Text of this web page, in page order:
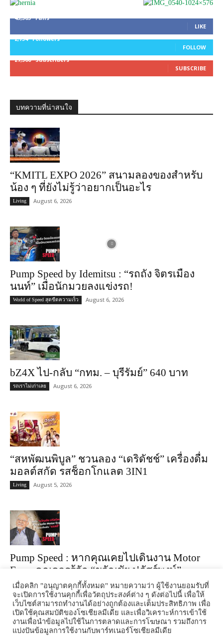
45,305 Fans
LIKE
2,754
Followers
FOLLOW
27,500 Subscribers
SUBSCRIBE
บทความที่น่าสนใจ
“KMITL EXPO 2026” สนามลองของสำหรับ
น้อง ๆ ที่ยังไม่รู้ว่าอยากเป็นอะไร
Living August 6, 2026
Pump Speed by Idemitsu : “รถถัง จิตรเมือง
นนท์” เมื่อนักมวยลงแข่งรถ!
World of Speed สุดขีดความเร็ว August 6, 2026
bZ4X ไป-กลับ “กทม. – บุรีรัมย์” 640 บาท
รถเราไม่เก่าเลย August 6, 2026
“สหพัฒนพิบูล” ชวนลอง “เดริดัชช์” เครื่องดื่ม
มอลต์สกัด รสช็อกโกแลต 3IN1
Living August 5, 2026
Pump Speed : หากคุณเคยไปเดินงาน Motor
Expo คุณควรรู้จัก “ขวัญชัย ปภัสร์พงษ์”
Exclusive Talk : Pump Speed August 5, 2026
เมื่อคลิก "อนุญาตคุกกี้ทั้งหมด" หมายความว่า ผู้ใช้งานยอมรับที่
จะเปิดการใช้งานคุกกี้เพื่อวัตถุประสงค์ต่าง ๆ ดังต่อไปนี้ เพื่อให้
เว็บไซต์สามารถทำงานได้อย่างถูกต้องและเต็มประสิทธิภาพ เพื่อ
เปิดใช้คุณสมบัติของโซเชียลมีเดีย และเพื่อวิเคราะห์การเข้าใช้
งานเพื่อนำข้อมูลไปใช้ในการตลาดและการโฆษณา รวมถึงการ
แบ่งปันข้อมูลการใช้งานกับพาร์ทเนอร์โซเชียลมีเดีย